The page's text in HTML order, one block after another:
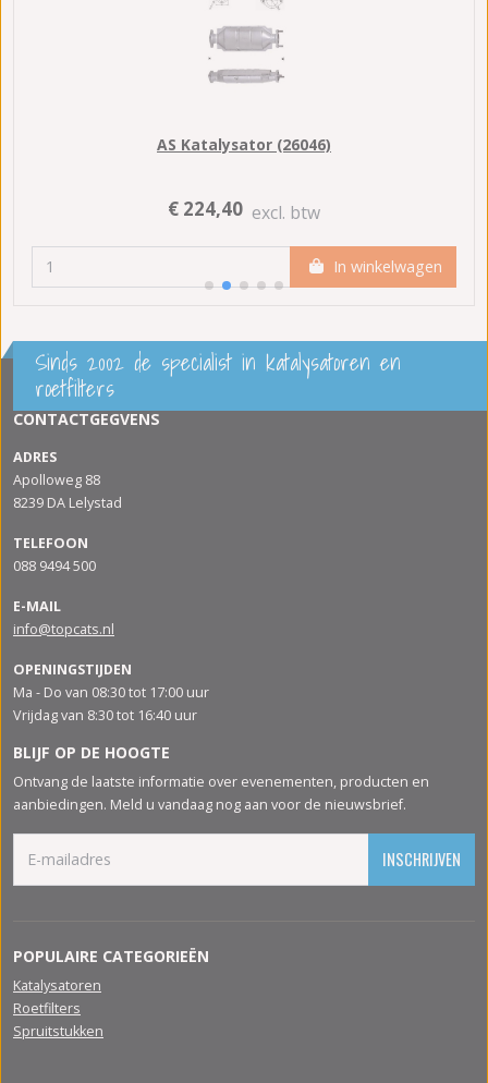
AS Katalysator (26046)
€ 224,40 excl. btw
In winkelwagen
Sinds 2002 de specialist in katalysatoren en
roetfilters
CONTACTGEGVENS
ADRES
Apolloweg 88
8239 DA Lelystad
TELEFOON
088 9494 500
E-MAIL
info@topcats.nl
OPENINGSTIJDEN
Ma - Do van 08:30 tot 17:00 uur
Vrijdag van 8:30 tot 16:40 uur
BLIJF OP DE HOOGTE
Ontvang de laatste informatie over evenementen, producten en
aanbiedingen. Meld u vandaag nog aan voor de nieuwsbrief.
INSCHRIJVEN
POPULAIRE CATEGORIEËN
Katalysatoren
Roetfilters
Spruitstukken